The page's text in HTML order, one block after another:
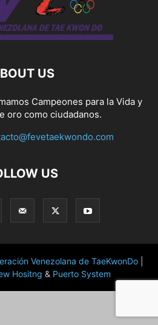
US
Campeones para la Vida y
oro como ciudadanos.
US
Venezolana de TaeKwonDo
Hositng & Puerto System